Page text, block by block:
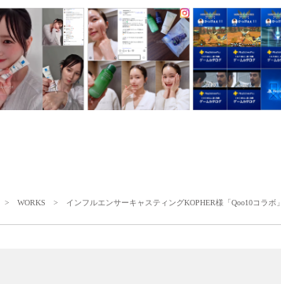
> WORKS > インフルエンサーキャスティングKOPHER様「Qoo10コラボ」